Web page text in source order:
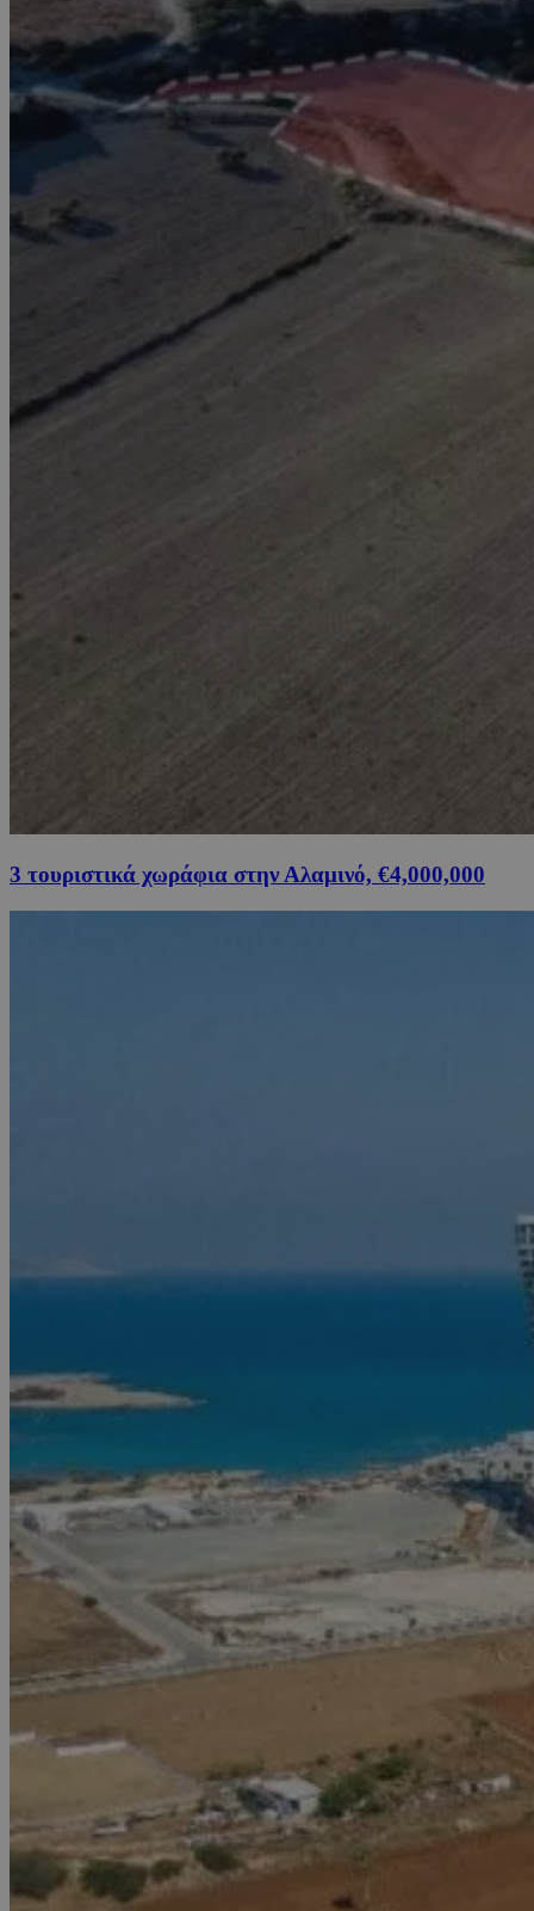
3 τουριστικά χωράφια στην Αλαμινό, €4,000,000